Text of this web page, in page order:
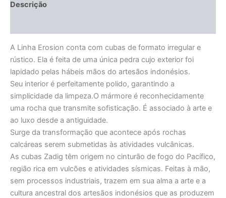
Descrição
A Linha Erosion conta com cubas de formato irregular e
rústico. Ela é feita de uma única pedra cujo exterior foi
lapidado pelas hábeis mãos do artesãos indonésios.
Seu interior é perfeitamente polido, garantindo a
simplicidade da limpeza.O mármore é reconhecidamente
uma rocha que transmite sofisticação. É associado à arte e
ao luxo desde a antiguidade.
Surge da transformação que acontece após rochas
calcáreas serem submetidas às atividades vulcânicas.
As cubas Zadig têm origem no cinturão de fogo do Pacífico,
região rica em vulcões e atividades sísmicas. Feitas à mão,
sem processos industriais, trazem em sua alma a arte e a
cultura ancestral dos artesãos indonésios que as produzem